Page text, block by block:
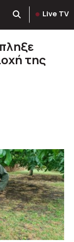
Live TV
της